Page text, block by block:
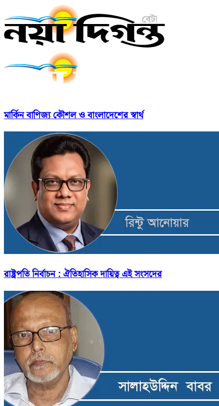
মার্কিন বাণিজ্য কৌশল ও বাংলাদেশের স্বার্থ
রাষ্ট্রপতি নির্বাচন : ঐতিহাসিক দায়িত্ব এই সংসদের